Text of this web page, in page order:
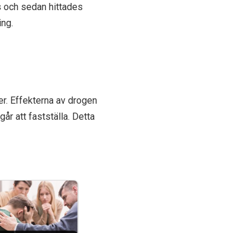
och sedan hittades
Effekterna av drogen
att fastställa. Detta